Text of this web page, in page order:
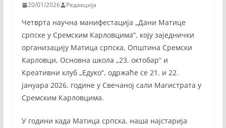
20/01/2026 Редакција
Четврта научна манифестација „Дани Матице
српске у Сремским Карловцима“, коју заједнички
организацију Матица српска, Општина Сремски
Карловци, Основна школа „23. октобар“ и
Креативни клуб „Едуко“, одржаће се 21. и 22.
јануара 2026. године у Свечаној сали Магистрата у
Сремским Карловцима.
У години када Матица српска, наша најстарија